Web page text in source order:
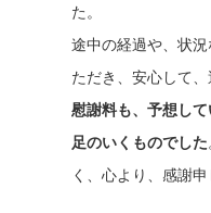
た。
途中の経過や、状
ただき、安心して、
慰謝料も、予想し
足のいくものでした
く、心より、感謝申